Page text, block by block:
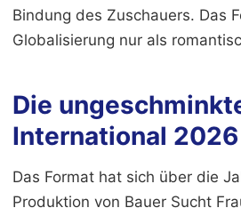
Bindung des Zuschauers. Das
Globalisierung nur als
Die
International 2026
Das Format hat sich über die
Produktion von Bauer Sucht